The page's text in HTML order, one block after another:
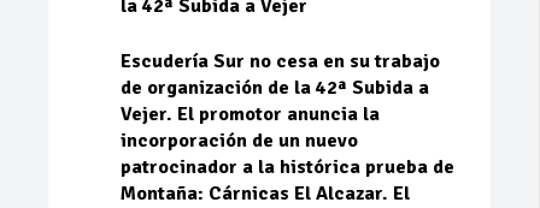
la 42ª Subida a Vejer
Escudería Sur no cesa en su trabajo
de organización de la 42ª Subida a
Vejer. El promotor anuncia la
incorporación de un nuevo
patrocinador a la histórica prueba de
Montaña: Cárnicas El Alcazar. El